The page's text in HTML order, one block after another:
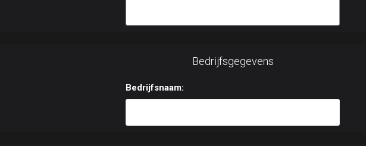
Bedrijfsgegevens
Bedrijfsnaam: